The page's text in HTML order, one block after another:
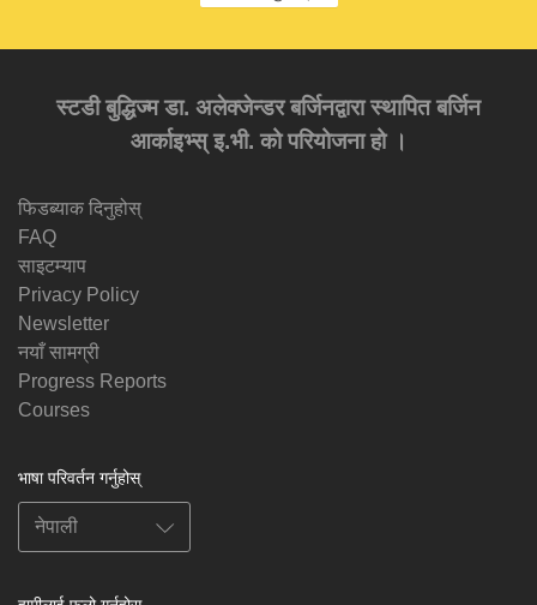
स्टडी बुद्धिज्म डा. अलेक्जेन्डर बर्जिनद्वारा स्थापित बर्जिन
आर्काइभ्स् इ.भी. को परियोजना हो ।
फिडब्याक दिनुहोस्
FAQ
साइटम्याप
Privacy Policy
Newsletter
नयाँ सामग्री
Progress Reports
Courses
भाषा परिवर्तन गर्नुहोस्